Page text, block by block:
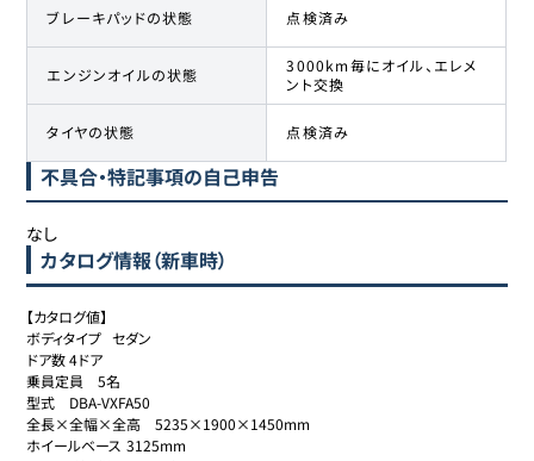
ブレーキパッドの状態 点検済み
エンジンオイルの状態
3000km毎にオイル、エレメ
ント交換
タイヤの状態 点検済み
不具合・特記事項の自己申告
なし
カタログ情報（新車時）
【カタログ値】
ボディタイプ	セダン
ドア数	4ドア
乗員定員	5名
型式	DBA-VXFA50
全長×全幅×全高	5235×1900×1450mm
ホイールベース	3125mm